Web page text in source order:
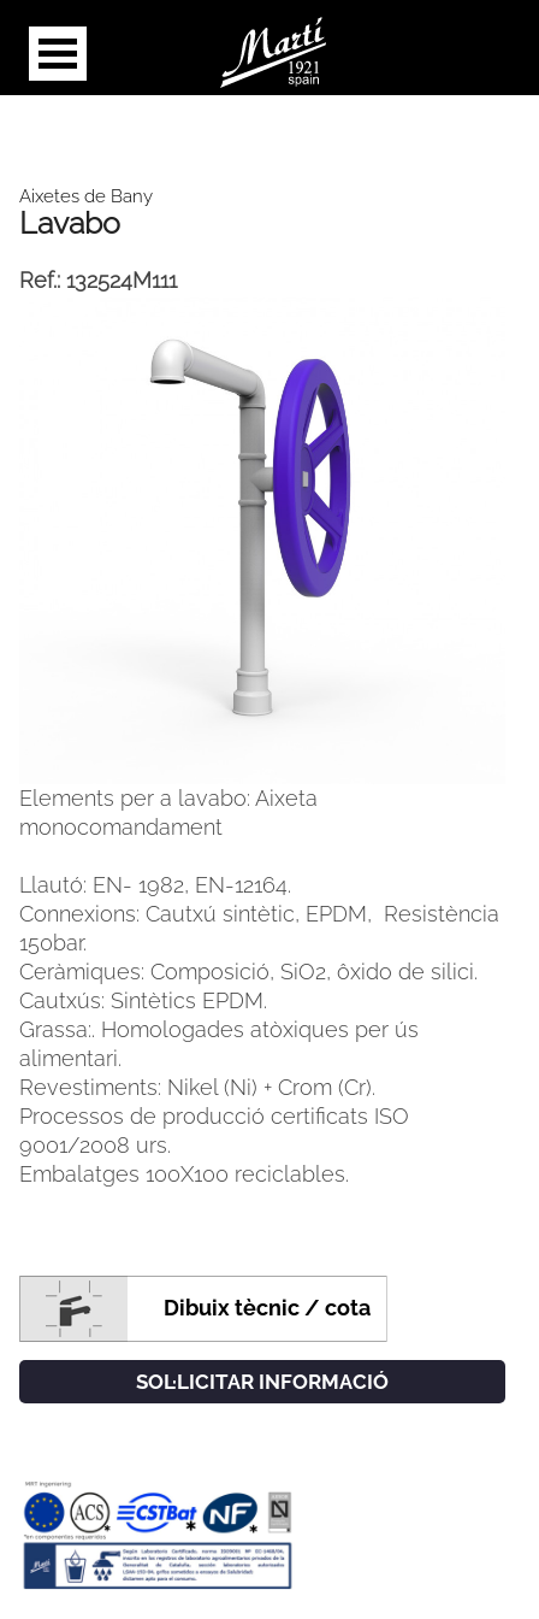
INSTAGRAM FACEBOOK
CAT
Aixetes de Bany
Lavabo
Ref.: 132524M111
Elements per a lavabo: Aixeta
monocomandament
Llautó: EN- 1982, EN-12164.
Connexions: Cautxú sintètic, EPDM, Resistència
150bar.
Ceràmiques: Composició, SiO2, ôxido de silici.
Cautxús: Sintètics EPDM.
Grassa:. Homologades atòxiques per ús
alimentari.
Revestiments: Nikel (Ni) + Crom (Cr).
Processos de producció certificats ISO
9001/2008 urs.
Embalatges 100X100 reciclables.
Dibuix tècnic / cota
SOL·LICITAR INFORMACIÓ